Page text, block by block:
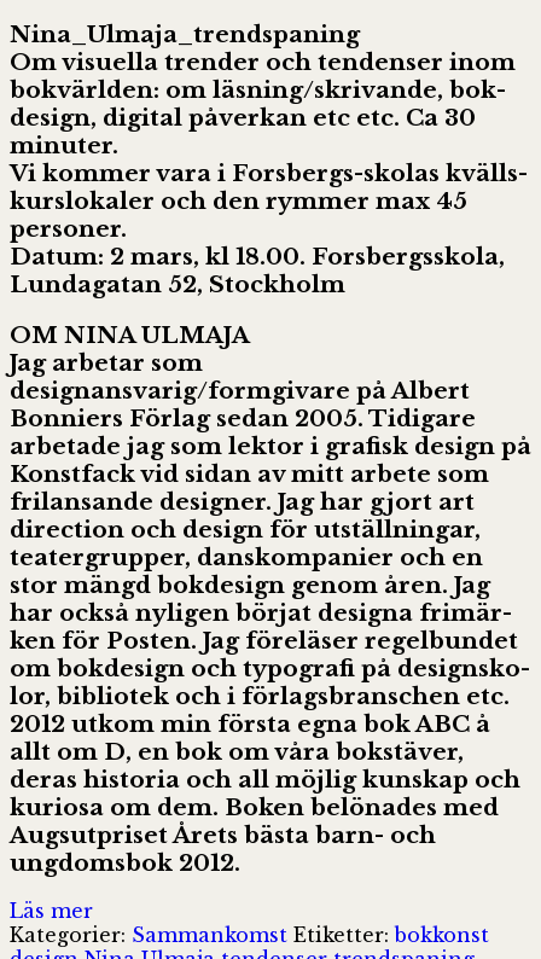
Nina_Ulmaja_trendspaning
Om visu­ella tren­der och ten­den­ser inom
bok­värl­den: om läsning/skrivande, bok­
de­sign, digi­tal påver­kan etc etc. Ca 30
minuter.
Vi kom­mer vara i Forsbergs-skolas kvälls­
kurslo­ka­ler och den rym­mer max 45
personer.
Datum: 2 mars, kl 18.00. Fors­bergs­skola,
Lun­da­ga­tan 52, Stockholm
OM NINA ULMAJA
Jag arbe­tar som
designansvarig/formgivare på Albert
Bonniers För­lag sedan 2005. Tidigare
arbetade jag som lektor i grafisk design på
Konst­fack vid sidan av mitt arbete som
fri­lan­sande desig­ner. Jag har gjort art
direc­tion och design för utställ­ningar,
tea­ter­grup­per, dans­kompanier och en
stor mängd bok­de­sign genom åren. Jag
har också nyligen börjat designa fri­mär­
ken för Pos­ten. Jag före­lä­ser regelbundet
om bok­de­sign och typo­grafi på design­sko­
lor, bib­li­o­tek och i förlagsbranschen etc.
2012 utkom min första egna bok ABC å
allt om D, en bok om våra bokstäver,
deras historia och all möjlig kunskap och
kuriosa om dem. Boken belönades med
Augsutpriset Årets bästa barn- och
ungdomsbok 2012.
Läs mer
Kategorier: Sammankomst Etiketter:bokkonst